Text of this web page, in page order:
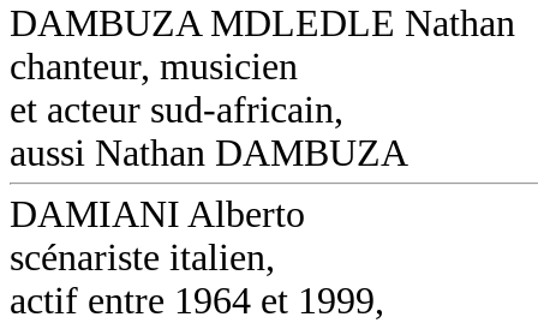
DAMBUZA MDLEDLE Nathan
chanteur, musicien
et acteur sud-africain,
aussi Nathan DAMBUZA
DAMIANI Alberto
scénariste italien,
actif entre 1964 et 1999,